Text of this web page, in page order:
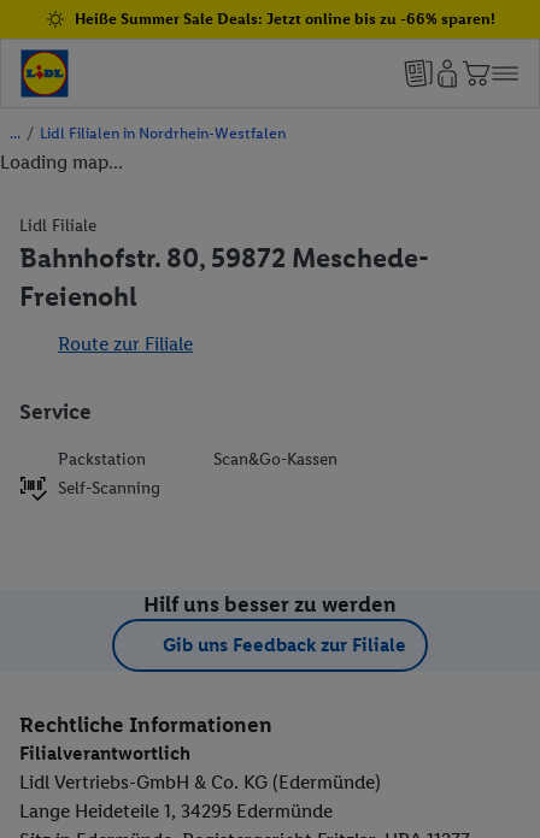
Heiße Summer Sale Deals: Jetzt online bis zu -66% sparen!
/ Lidl Filialen in Nordrhein-Westfalen
Loading map...
Lidl Filiale
Bahnhofstr. 80, 59872 Meschede-
Freienohl
Route zur Filiale
Service
Packstation
Scan&Go-Kassen
Self-Scanning
Hilf uns besser zu werden
Gib uns Feedback zur Filiale
Rechtliche Informationen
Filialverantwortlich
Lidl Vertriebs-GmbH & Co. KG (Edermünde)
Lange Heideteile 1, 34295 Edermünde